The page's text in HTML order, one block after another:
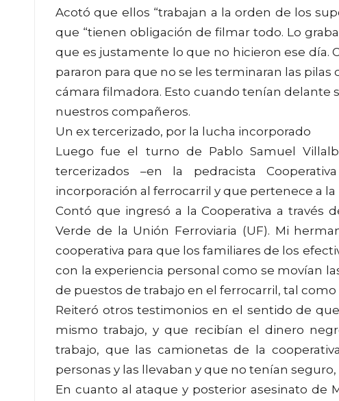
Acotó que ellos “trabajan a la orden de los
que “tienen obligación de filmar todo. Lo
que es justamente lo que no hicieron ese día.
pararon para que no se les terminaran las
cámara filmadora. Esto cuando tenían delante
nuestros compañeros.
Un ex tercerizado, por la lucha incorporado
Luego fue el turno de Pablo Samuel
tercerizados –en la pedracista
incorporación al ferrocarril y que pertenece a la
Contó que ingresó a la Cooperativa a través
Verde de la Unión Ferroviaria (UF). Mi
cooperativa para que los familiares de los
con la experiencia personal como se movían
de puestos de trabajo en el ferrocarril, tal
Reiteró otros testimonios en el sentido de
mismo trabajo, y que recibían el dinero
trabajo, que las camionetas de la
personas y las llevaban y que no tenían seguro,
En cuanto al ataque y posterior asesinato de